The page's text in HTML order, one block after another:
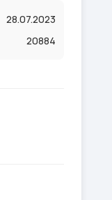
28.07.2023
20884